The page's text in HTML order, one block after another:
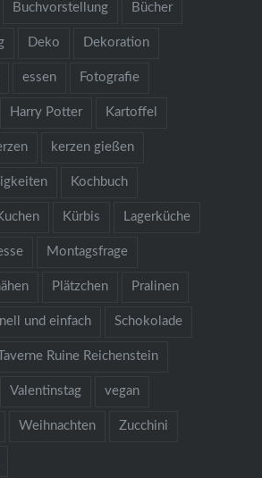
Buchvorstellung Bücher
Deko Dekoration
essen Fotografie
Harry Potter Kartoffel
kerzen gießen
Kochbuch
Kürbis Lagerküche
Montagsfrage
Plätzchen Pralinen
und einfach Schokolade
Taverne Ruine Reichenstein
Valentinstag vegan
Weihnachten Zucchini